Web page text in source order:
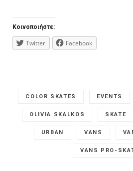
Κοινοποιήστε:
Twitter Facebook
COLOR SKATES EVENTS
OLIVIA SKALKOS SKATE
URBAN VANS
VANS PRO-